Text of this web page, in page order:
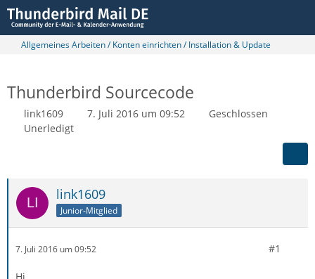
Allgemeines Arbeiten / Konten einrichten / Installation & Update
Thunderbird Sourcecode
link1609 7. Juli 2016 um 09:52
Geschlossen
Unerledigt
link1609
Junior-Mitglied
7. Juli 2016 um 09:52 #1